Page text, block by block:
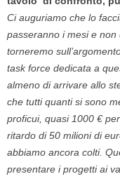
Ci auguriamo che lo
passeranno i mesi e
torneremo
task force dedicata a
almeno di arrivare allo
che tutti quanti si sono
proficui, quasi 1000 €
ritardo di 50 milioni di
abbiamo ancora colti.
presentare i progetti ai